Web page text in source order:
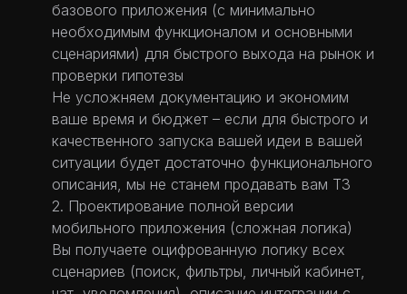
базового приложения (с минимально
необходимым функционалом и основными
сценариями) для быстрого выхода на рынок и
проверки гипотезы
Не усложняем документацию и экономим
ваше время и бюджет – если для быстрого и
качественного запуска вашей идеи в вашей
ситуации будет достаточно функционального
описания, мы не станем продавать вам ТЗ
2. Проектирование полной версии
мобильного приложения (сложная логика)
Вы получаете оцифрованную логику всех
сценариев (поиск, фильтры, личный кабинет,